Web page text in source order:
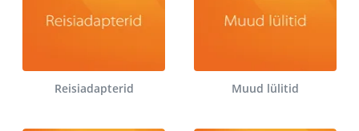
Reisiadapterid Muud lülitid